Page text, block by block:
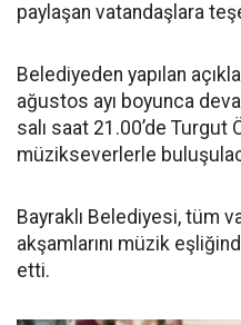
paylaşan vatandaşlara
Belediyeden yapılan
ağustos ayı boyunca
salı saat 21.00’de Turgut
müzikseverlerle
Bayraklı Belediyesi, tüm
akşamlarını müzik
etti.